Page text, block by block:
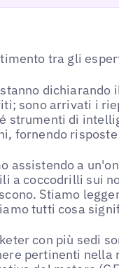
tra gli
dichiarando
sono arrivati i
strumenti di
fornendo
assistendo a
a coccodrilli sui
Stiamo
tutti cosa
con più sedi
pertinenti nella